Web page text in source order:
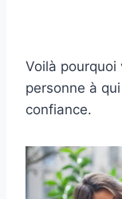
Voilà pourquoi
personne à
confiance.